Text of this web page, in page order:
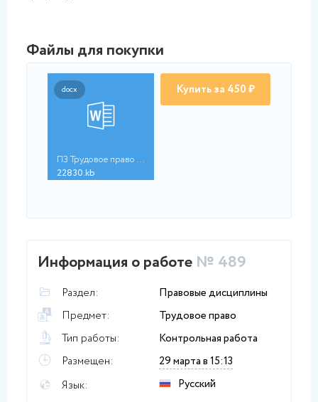
Файлы для покупки
docx
ПЗ Трудовое право (1...
22830.kb
Купить за 450 ₽
Информация о работе № 489
Раздел:
Правовые дисциплины
Предмет:
Трудовое право
Тип работы:
Контрольная работа
Размещен:
29 марта в 15:13
Язык:
Русский